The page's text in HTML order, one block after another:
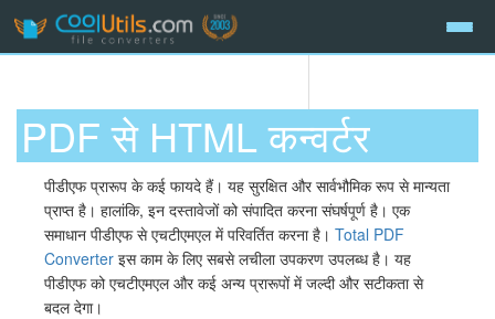
PDF से HTML कन्वर्टर
पीडीएफ प्रारूप के कई फायदे हैं। यह सुरक्षित और सार्वभौमिक रूप से मान्यता
प्राप्त है। हालांकि, इन दस्तावेजों को संपादित करना संघर्षपूर्ण है। एक
समाधान पीडीएफ से एचटीएमएल में परिवर्तित करना है। Total PDF
Converter इस काम के लिए सबसे लचीला उपकरण उपलब्ध है। यह
पीडीएफ को एचटीएमएल और कई अन्य प्रारूपों में जल्दी और सटीकता से
बदल देगा।